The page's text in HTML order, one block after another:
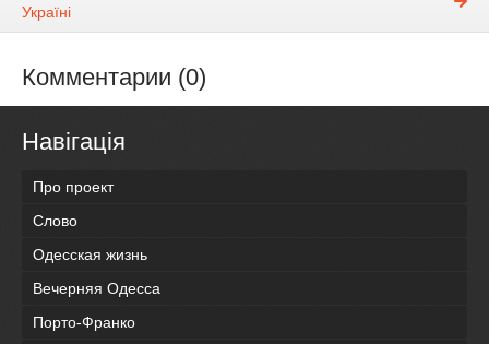
Україні
Комментарии (0)
Навігація
Про проект
Слово
Одесская жизнь
Вечерняя Одесса
Порто-Франко